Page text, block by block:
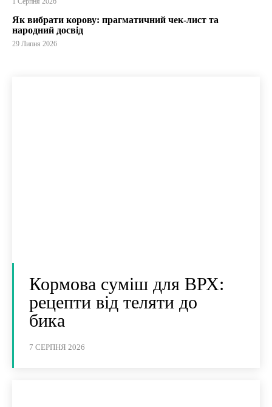
Як вибрати корову: прагматичний чек-лист та
народний досвід
29 Липня 2026
Кормова суміш для ВРХ:
рецепти від теляти до
бика
7 СЕРПНЯ 2026